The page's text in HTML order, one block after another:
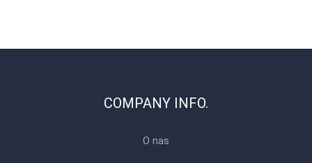
COMPANY INFO.
O nas